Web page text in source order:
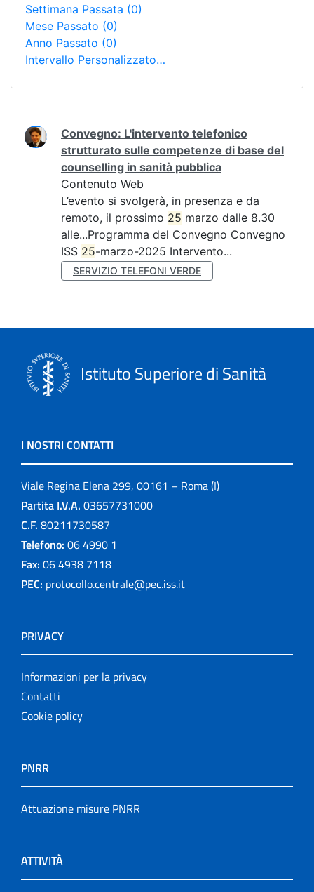
Settimana Passata (0)
Mese Passato (0)
Anno Passato (0)
Intervallo Personalizzato…
Ricerca
Convegno: L'intervento telefonico
strutturato sulle competenze di base del
counselling in sanità pubblica
Contenuto Web
L’evento si svolgerà, in presenza e da
remoto, il prossimo 25 marzo dalle 8.30
alle...Programma del Convegno Convegno
ISS 25-marzo-2025 Intervento...
SERVIZIO TELEFONI VERDE
Istituto Superiore di Sanità
I NOSTRI CONTATTI
Viale Regina Elena 299, 00161 – Roma (I)
Partita I.V.A. 03657731000
C.F. 80211730587
Telefono: 06 4990 1
Fax: 06 4938 7118
PEC: protocollo.centrale@pec.iss.it
PRIVACY
Informazioni per la privacy
Contatti
Cookie policy
PNRR
Attuazione misure PNRR
ATTIVITÀ